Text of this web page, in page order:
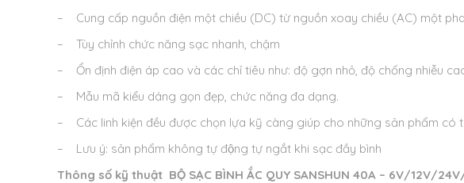
– Cung cấp nguồn điện một chiều (DC) từ nguồn xoay chiều (AC) một
– Tùy chỉnh chức năng sạc nhanh, chậm
– Ổn định điện áp cao và các chỉ tiêu như: độ gợn nhỏ, độ chống nhiễu
– Mẫu mã kiểu dáng gọn đẹp, chức năng đa dạng.
– Các linh kiện đều được chọn lựa kỹ càng giúp cho những sản phẩm có
– Lưu ý: sản phẩm không tự động tự ngắt khi sạc đầy bình
Thông số kỹ thuật BỘ SẠC BÌNH ẮC QUY SANSHUN 40A – 6V/12V/